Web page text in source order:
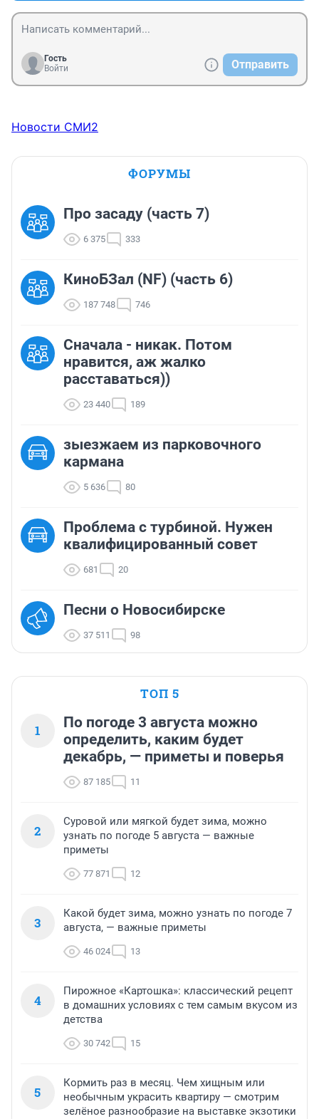
Гость
Войти
Отправить
Новости СМИ2
ФОРУМЫ
Про засаду (часть 7)
6 375 333
КиноБЗал (NF) (часть 6)
187 748 746
Сначала - никак. Потом
нравится, аж жалко
расставаться))
23 440 189
зыезжаем из парковочного
кармана
5 636 80
Проблема с турбиной. Нужен
квалифицированный совет
681 20
Песни о Новосибирске
37 511 98
ТОП 5
1
По погоде 3 августа можно
определить, каким будет
декабрь, — приметы и поверья
87 185 11
2
Суровой или мягкой будет зима, можно
узнать по погоде 5 августа — важные
приметы
77 871 12
3
Какой будет зима, можно узнать по погоде 7
августа, — важные приметы
46 024 13
4
Пирожное «Картошка»: классический рецепт
в домашних условиях с тем самым вкусом из
детства
30 742 15
5
Кормить раз в месяц. Чем хищным или
необычным украсить квартиру — смотрим
зелёное разнообразие на выставке экзотики